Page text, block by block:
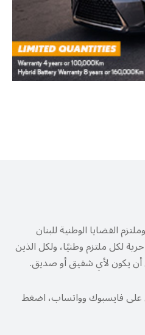
القضايا الوطنية للبنان
لكل ملتزم وطنيًا، ولكل الذين
أن يكون لأي شقيق أو صديق.
على فايسبوك وواتساب، اضغط